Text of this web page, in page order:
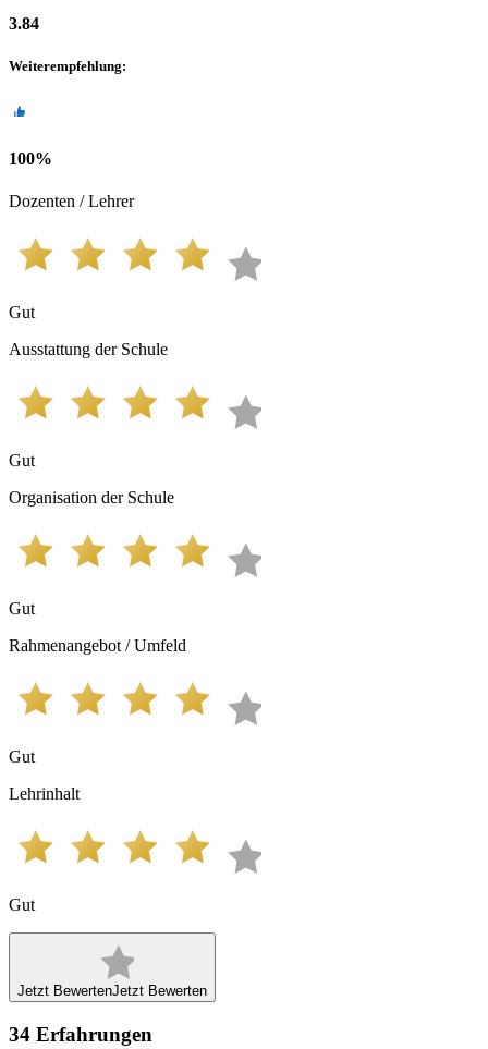
3.84
Weiterempfehlung:
100%
Dozenten / Lehrer
Gut
Ausstattung der Schule
Gut
Organisation der Schule
Gut
Rahmenangebot / Umfeld
Gut
Lehrinhalt
Gut
Jetzt BewertenJetzt Bewerten
34 Erfahrungen